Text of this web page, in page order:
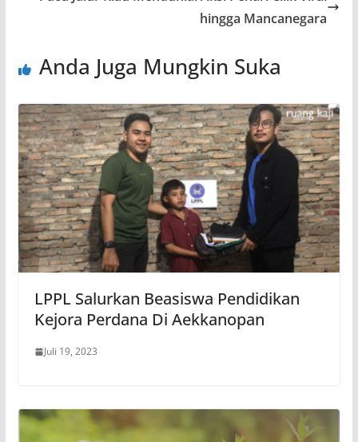
hingga Mancanegara
Anda Juga Mungkin Suka
LPPL Salurkan Beasiswa Pendidikan
Kejora Perdana Di Aekkanopan
Juli 19, 2023